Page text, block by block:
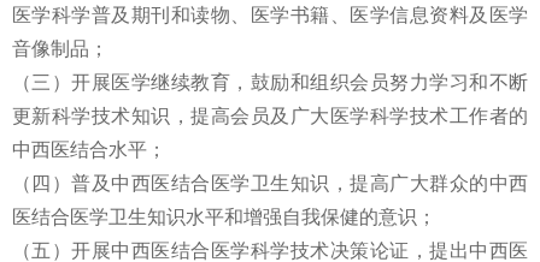
医学科学普及期刊和读物、医学书籍、医学信息资料及医学
音像制品；
（三）开展医学继续教育，鼓励和组织会员努力学习和不断
更新科学技术知识，提高会员及广大医学科学技术工作者的
中西医结合水平；
（四）普及中西医结合医学卫生知识，提高广大群众的中西
医结合医学卫生知识水平和增强自我保健的意识；
（五）开展中西医结合医学科学技术决策论证，提出中西医